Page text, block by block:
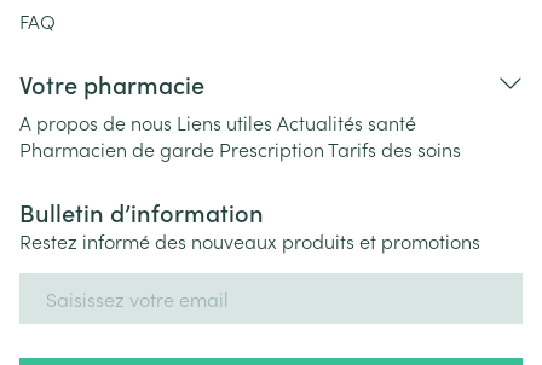
FAQ
Votre pharmacie
A propos de nous Liens utiles Actualités santé
Pharmacien de garde PrescriptionTarifs des soins
Bulletin d’information
Restez informé des nouveaux produits et promotions